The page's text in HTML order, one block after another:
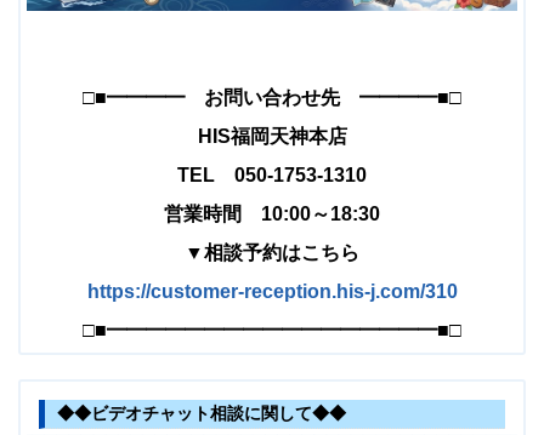
□■━━━━ お問い合わせ先 ━━━━■□
HIS福岡天神本店
TEL 050-1753-1310
営業時間 10:00～18:30
▼相談予約はこちら
https://customer-reception.his-j.com/310
□■━━━━━━━━━━━━━━━━━■□
◆◆ビデオチャット相談に関して◆◆